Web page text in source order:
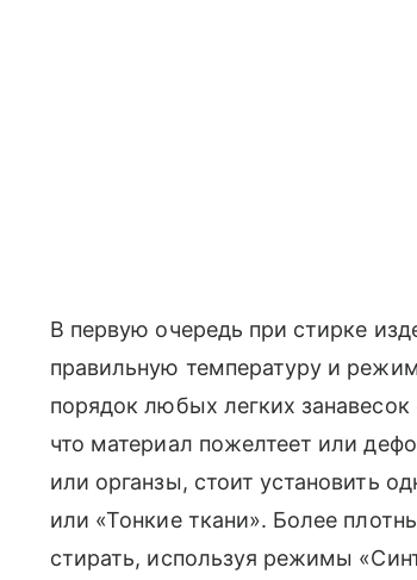
В первую очередь при стирке
правильную температуру и
порядок любых легких
что материал пожелтеет или
или органзы, стоит установить
или «‎Тонкие ткани». Более
стирать, используя режимы